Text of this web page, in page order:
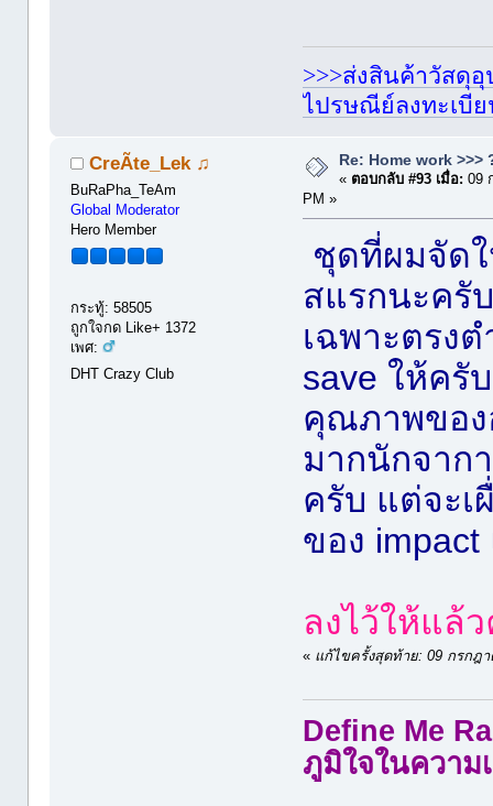
>>>ส่งสินค้าวัสดุ
ไปรษณีย์ลงทะเบีย
CreÃte_Lek ♫
BuRaPha_TeAm
Global Moderator
Hero Member
กระทู้: 58505
ถูกใจกด Like+ 1372
เพศ:
DHT Crazy Club
Re: Home work >>>
« ตอบกลับ #93 เมื่อ: 09
PM »
ชุดที่ผมจัดใ
สแรกนะครั
เฉพาะตรง
save ให้ครั
คุณภาพของ
มากนักจาก
ครับ แต่จะเ
ของ impact
ลงไว้ให้แล้
« แก้ไขครั้งสุดท้าย: 09 กรกฎา
Define Me
ภูมิใจในความ